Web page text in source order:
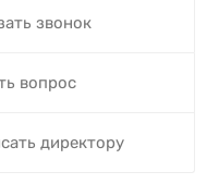
звонок
вопрос
директору